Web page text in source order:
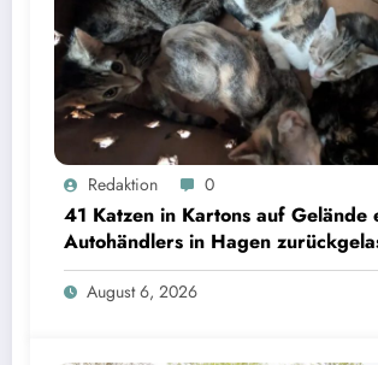
Redaktion 0
41 Katzen in Kartons auf Gelände
Autohändlers in Hagen
August 6, 2026